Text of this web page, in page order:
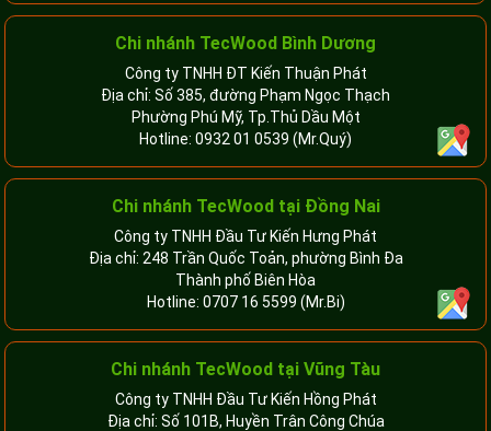
Chi nhánh TecWood Bình Dương
Công ty TNHH ĐT Kiến Thuận Phát
Địa chỉ: Số 385, đường Phạm Ngọc Thạch
Phường Phú Mỹ, Tp.Thủ Dầu Một
Hotline: 0932 01 0539 (Mr.Quý)
Chi nhánh TecWood tại Đồng Nai
Công ty TNHH Đầu Tư Kiến Hưng Phát
Địa chỉ: 248 Trần Quốc Toản, phường Bình Đa
Thành phố Biên Hòa
Hotline: 0707 16 5599 (Mr.Bi)
Chi nhánh TecWood tại Vũng Tàu
Công ty TNHH Đầu Tư Kiến Hồng Phát
Địa chỉ: Số 101B, Huyền Trân Công Chúa